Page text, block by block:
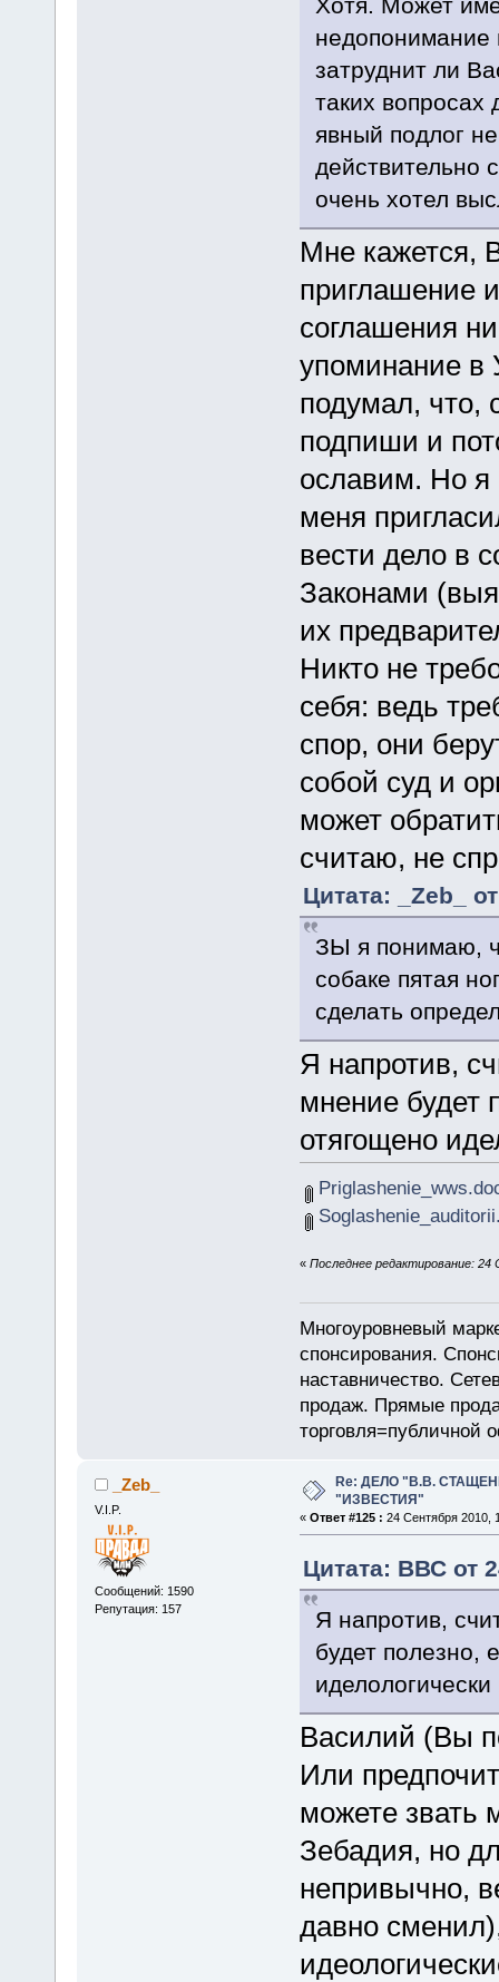
затруднит ли
таких
явный подлог
действительно
очень хотел
Мне кажется,
приглашение
соглашения
упоминание в
подумал, что,
подпиши и
ославим. Но я
меня
вести дело в
Законами
их
Никто не
себя: ведь
спор, они
собой суд и
может
считаю, не
Цитата: _Zeb_
ЗЫ я понимаю,
собаке пятая
сделать
Я напротив,
мнение будет
отягощено
« Последнее редактирование:
Многоуровневый
спонсирования.
наставничество.
продаж. Прямые
торговля=публичной
_Zeb_
V.I.P.
Сообщений: 1590
Репутация: 157
Re: ДЕЛО "В.В.
"ИЗВЕСТИЯ"
« Ответ #125 : 24 Сентября 2010,
Цитата: ВВС от
Я напротив,
будет полезно,
иделологически
Василий (Вы
Или
можете звать
Зебадия, но
непривычно,
давно